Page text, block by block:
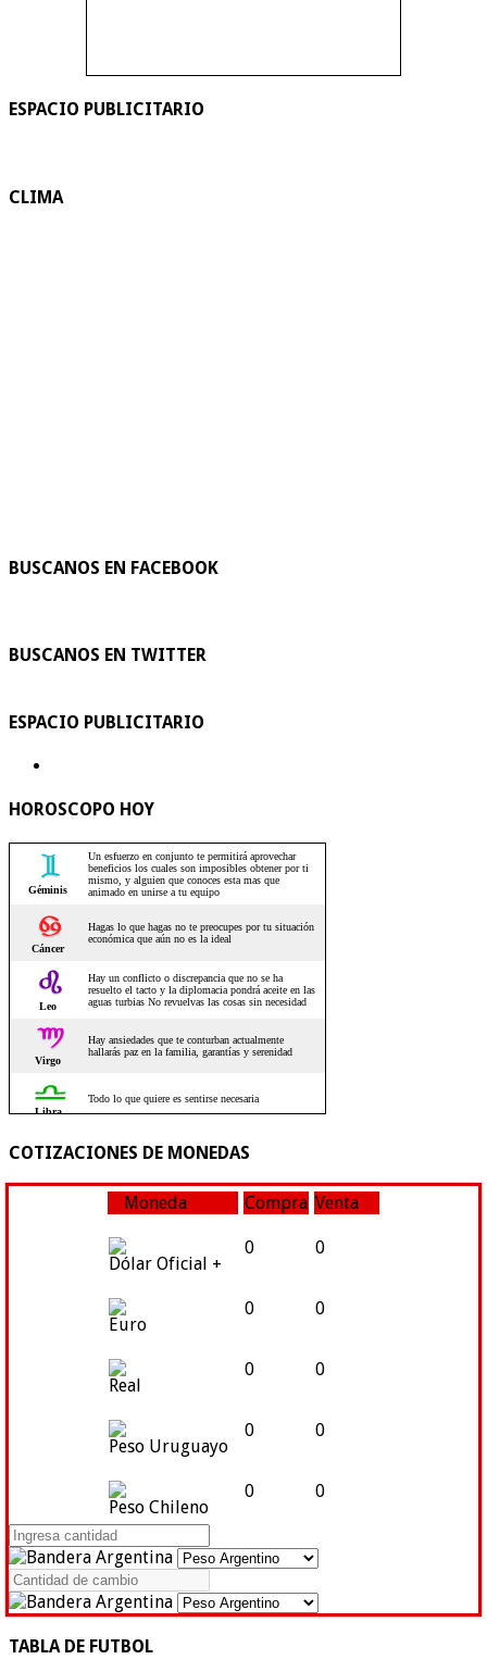
ESPACIO PUBLICITARIO
CLIMA
BUSCANOS EN FACEBOOK
BUSCANOS EN TWITTER
ESPACIO PUBLICITARIO
HOROSCOPO HOY
COTIZACIONES DE MONEDAS
Moneda Compra Venta
Dólar Oficial +
0 0
Euro
0 0
Real
0 0
Peso Uruguayo
0 0
Peso Chileno
0 0
TABLA DE FUTBOL